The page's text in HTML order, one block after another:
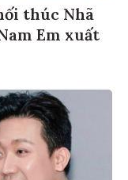
thúc Nhã
Em xuất